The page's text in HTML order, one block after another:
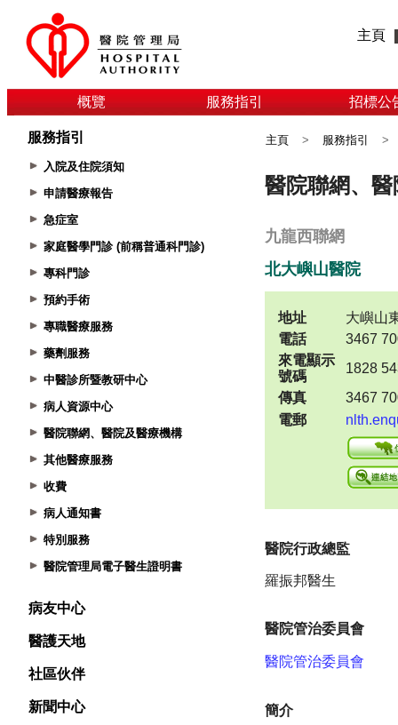
主頁
概覽 服務指引 招標公
服務指引
入院及住院須知
申請醫療報告
急症室
家庭醫學門診 (前稱普通科門診)
專科門診
預約手術
專職醫療服務
藥劑服務
中醫診所暨教研中心
病人資源中心
醫院聯網、醫院及醫療機構
其他醫療服務
收費
病人通知書
特別服務
醫院管理局電子醫生證明書
病友中心
醫護天地
社區伙伴
新聞中心
主頁 > 服務指引 >